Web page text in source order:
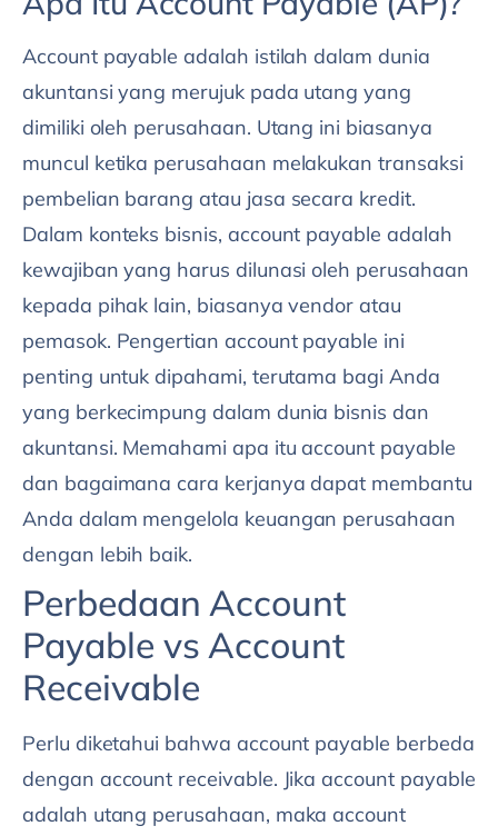
Account payable adalah istilah dalam dunia
akuntansi yang merujuk pada utang yang
dimiliki oleh perusahaan. Utang ini biasanya
muncul ketika perusahaan melakukan transaksi
pembelian barang atau jasa secara kredit.
Dalam konteks bisnis, account payable adalah
kewajiban yang harus dilunasi oleh perusahaan
kepada pihak lain, biasanya vendor atau
pemasok. Pengertian account payable ini
penting untuk dipahami, terutama bagi Anda
yang berkecimpung dalam dunia bisnis dan
akuntansi. Memahami apa itu account payable
dan bagaimana cara kerjanya dapat membantu
Anda dalam mengelola keuangan perusahaan
dengan lebih baik.
Perbedaan Account
Payable vs Account
Receivable
Perlu diketahui bahwa account payable berbeda
dengan account receivable. Jika account payable
adalah utang perusahaan, maka account